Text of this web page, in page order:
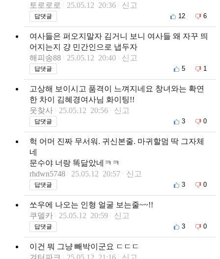
토로로로
25.05.12 20:36 신고
답댓글 12 6
여사들은 퍼오지말자 김거니 보니 여사들 왜 자꾸 띄
어지는지 걍 민간인으로 냅두자
해피송88
25.05.12 20:40 신고
답댓글 5 1
고상해 보이시고 품격이 느껴지네요 창녀와는 확연
한 차이 김혜경여사님 화이팅!!
웃찾사
25.05.12 20:56 신고
답댓글 3 0
헉 어머 진짜 무서워. 귀신본줄. 마귀할멈 딱 그자체
네
문수야 너랑 똑닮았네ㅋㅋ
rhdwn5748
25.05.12 20:57 신고
답댓글 3 0
쏘우에 나오는 인형 얼굴 보는줄~~!!
쿠델카
25.05.12 20:59 신고
답댓글 3 0
이건 뭐 그냥 빼박이군요 ㄷㄷㄷ
겨터파크
25.05.12 21:16 신고